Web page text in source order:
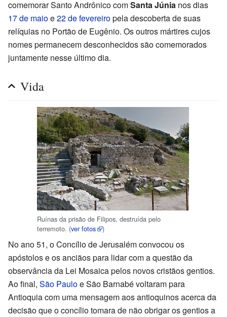
comemorar Santo Andrônico comSanta Júnia nos dias
17 de maioe22 de fevereiropela descoberta de suas
relíquias no Portão de Eugênio. Os outros mártires cujos
nomes permanecem desconhecidos são comemorados
juntamente nesse último dia.
Vida
Ruínas da prisão de Filipos, destruída pelo
terremoto. (ver fotos )
No ano 51, o Concílio de Jerusalém convocou os
apóstolos e os anciãos para lidar com a questão da
observância da Lei Mosaica pelos novos cristãos gentios.
Ao final, São Pauloe São Barnabé voltaram para
Antioquia com uma mensagem aos antioquinos acerca da
decisão que o concílio tomara de não obrigar os gentios a